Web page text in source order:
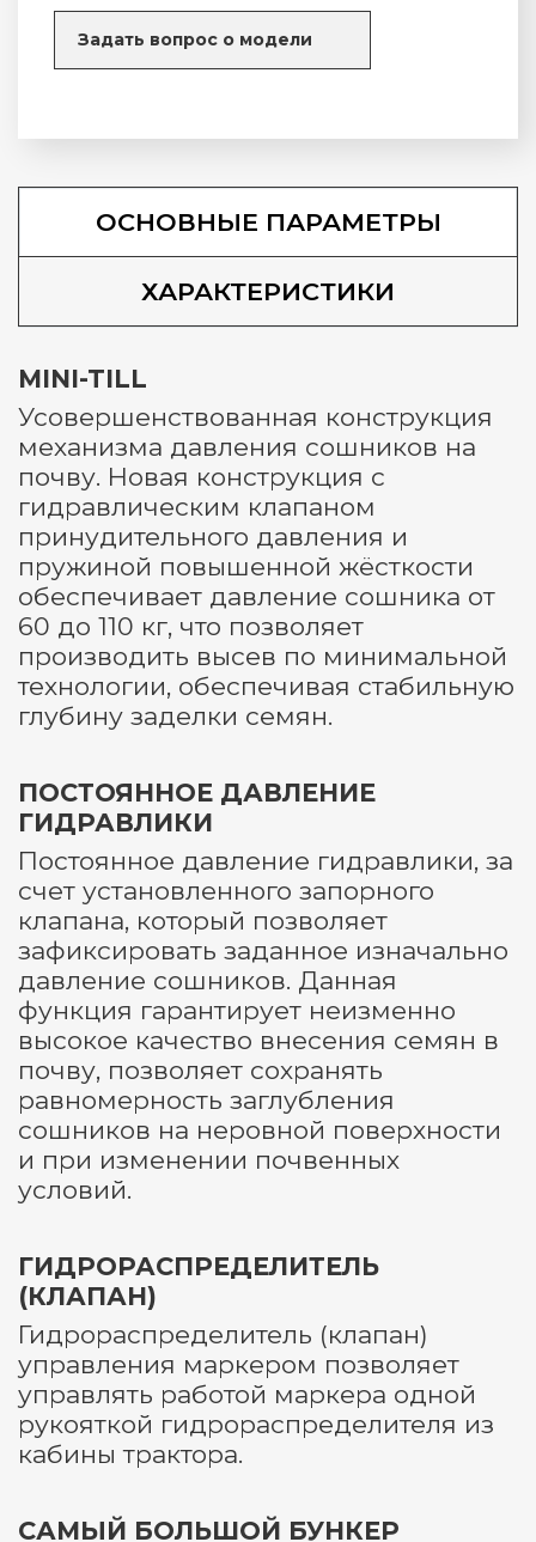
Задать вопрос о модели
ОСНОВНЫЕ ПАРАМЕТРЫ
ХАРАКТЕРИСТИКИ
MINI-TILL
Усовершенствованная конструкция
механизма давления сошников на
почву. Новая конструкция с
гидравлическим клапаном
принудительного давления и
пружиной повышенной жёсткости
обеспечивает давление сошника от
60 до 110 кг, что позволяет
производить высев по минимальной
технологии, обеспечивая стабильную
глубину заделки семян.
ПОСТОЯННОЕ ДАВЛЕНИЕ
ГИДРАВЛИКИ
Постоянное давление гидравлики, за
счет установленного запорного
клапана, который позволяет
зафиксировать заданное изначально
давление сошников. Данная
функция гарантирует неизменно
высокое качество внесения семян в
почву, позволяет сохранять
равномерность заглубления
сошников на неровной поверхности
и при изменении почвенных
условий.
ГИДРОРАСПРЕДЕЛИТЕЛЬ
(КЛАПАН)
Гидрораспределитель (клапан)
управления маркером позволяет
управлять работой маркера одной
рукояткой гидрораспределителя из
кабины трактора.
САМЫЙ БОЛЬШОЙ БУНКЕР